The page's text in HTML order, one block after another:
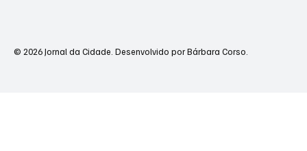
© 2026 Jornal da Cidade. Desenvolvido por Bárbara Corso.